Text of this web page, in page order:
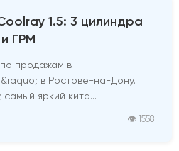
1.5: 3 цилиндра
ГРМ
продажам в
в Ростове-на-Дону.
яркий кита...
👁 1558